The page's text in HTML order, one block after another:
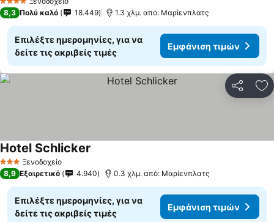
4 Αστέρια
8,3 Πολύ καλό 18.449 1.3 χλμ. από: Μαρίενπλατς
Επιλέξτε ημερομηνίες, για να
δείτε τις ακριβείς τιμές
Εμφάνιση τιμών
3 ΑστέριαΞενοδοχείο
Hotel Schlicker
8,9 Εξαιρετικό 4.940 0.3 χλμ. από: Μαρίενπλατς
Επιλέξτε ημερομηνίες, για να
δείτε τις ακριβείς τιμές
Εμφάνιση τιμών